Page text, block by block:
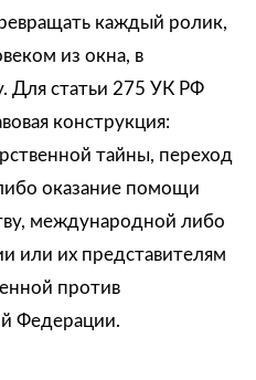
каждый ролик,
из окна, в
Для статьи 275 УК РФ
конструкция:
тайны, переход
оказание помощи
международной либо
или их представителям
против
Федерации.